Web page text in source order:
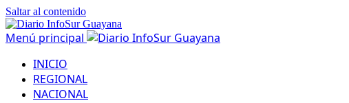
Saltar al contenido
Menú principal
INICIO
REGIONAL
NACIONAL